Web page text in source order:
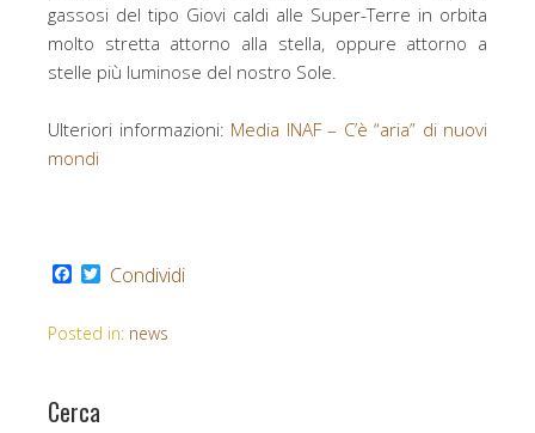
gassosi del tipo Giovi caldi alle Super-Terre in orbita
molto stretta attorno alla stella, oppure attorno a
stelle più luminose del nostro Sole.
Ulteriori informazioni: Media INAF – C’è “aria” di nuovi
mondi
F
e
k
t
Condividi
Posted in: news
Cerca